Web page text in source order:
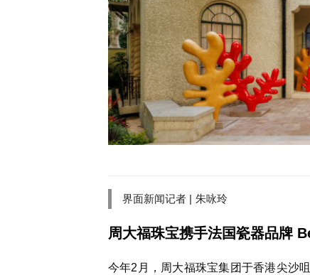
界面新闻记者 | 朱咏玲
周大福珠宝携手法国瓷器品牌
今年2月， 周大福珠宝集团于香港尖沙